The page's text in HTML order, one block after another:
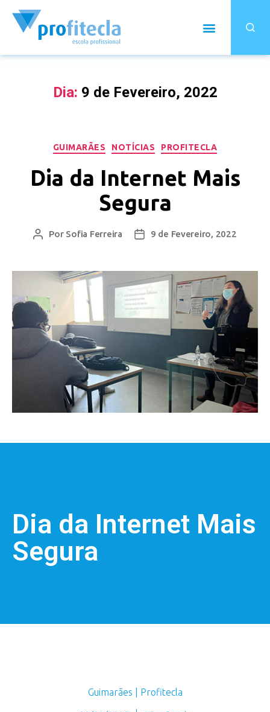
Dia: 9 de Fevereiro, 2022
GUIMARÃES NOTÍCIAS PROFITECLA
Dia da Internet Mais
Segura
Por Sofia Ferreira 9 de Fevereiro, 2022
Dia da Internet Mais
Segura
Guimarães | Profitecla